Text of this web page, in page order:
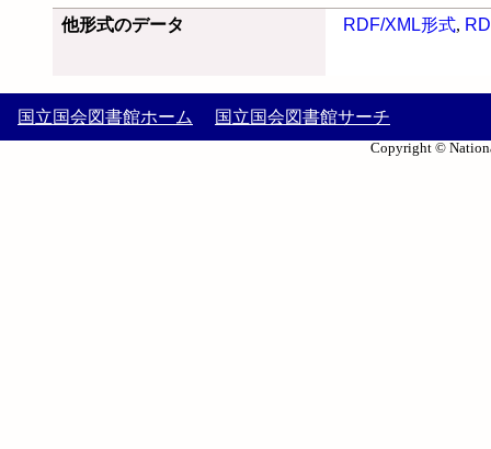
他形式のデータ RDF/XML形式,
国立国会図書館ホーム 国立国会図書館サーチ
Copyright ©